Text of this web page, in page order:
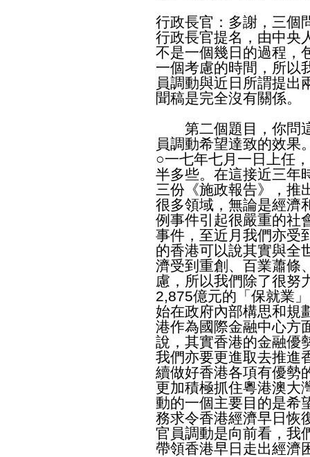
行政長官：多謝，三個
行政長官提名，由中央
不是一個幾日的過程，
一個考慮的時間，所以
員調動與近日所謂提出
聞稿是完全沒有關係。
第二個題目，你問這
員調動希望達致的效果
○一七年七月一日上任
半多些。在這接近三年
三份《施政報告》，推
很多領域，無論是經濟
例事件引起很嚴重的社
事件，至近月我們亦受
的香港可以說其實與全
濟受到重創、百業蕭條
慮，所以我們除了很努
2,875億元的「保就業
始在政府內部構思和規
港作為國際金融中心方
說，其實香港的金融優
我們亦要更進取去推進
續做好香港各項有優勢
更加積極抓住粵港澳大
動的一個主要目的是希
務求令香港經濟早日恢
官員調動是向前看，我
帶領香港早日走出經濟